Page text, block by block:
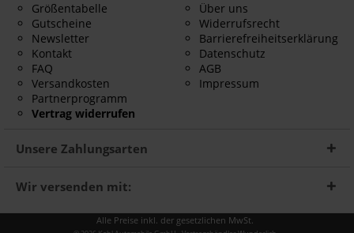
Größentabelle
Gutscheine
Newsletter
Kontakt
FAQ
Versandkosten
Partnerprogramm
Vertrag widerrufen
Über uns
Widerrufsrecht
Barrierefreiheitserklärung
Datenschutz
AGB
Impressum
Unsere Zahlungsarten
Wir versenden mit:
Alle Preise inkl. der gesetzlichen MwSt.